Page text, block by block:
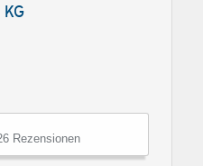
Rezensionen